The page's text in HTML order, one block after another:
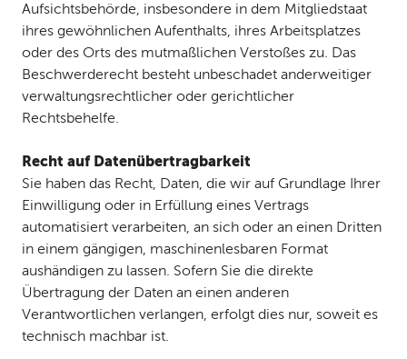
Aufsichtsbehörde, insbesondere in dem Mitgliedstaat
ihres gewöhnlichen Aufenthalts, ihres Arbeitsplatzes
oder des Orts des mutmaßlichen Verstoßes zu. Das
Beschwerderecht besteht unbeschadet anderweitiger
verwaltungsrechtlicher oder gerichtlicher
Rechtsbehelfe.
Recht auf Datenübertragbarkeit
Sie haben das Recht, Daten, die wir auf Grundlage Ihrer
Einwilligung oder in Erfüllung eines Vertrags
automatisiert verarbeiten, an sich oder an einen Dritten
in einem gängigen, maschinenlesbaren Format
aushändigen zu lassen. Sofern Sie die direkte
Übertragung der Daten an einen anderen
Verantwortlichen verlangen, erfolgt dies nur, soweit es
technisch machbar ist.